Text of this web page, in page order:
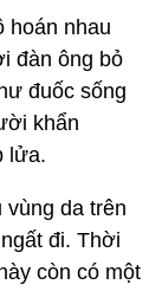
hoán nhau
đàn ông bỏ
đuốc sống
khẩn
lửa.
da trên
đi. Thời
còn có một